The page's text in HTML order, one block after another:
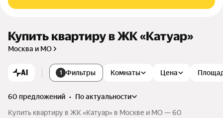
Купить квартиру в ЖК «Катуар»
Москва и МО
AI 1 Фильтры Комнаты Цена
60 предложений •
по актуальности
Купить квартиру в ЖК «Катуар» в Москве и МО — 60